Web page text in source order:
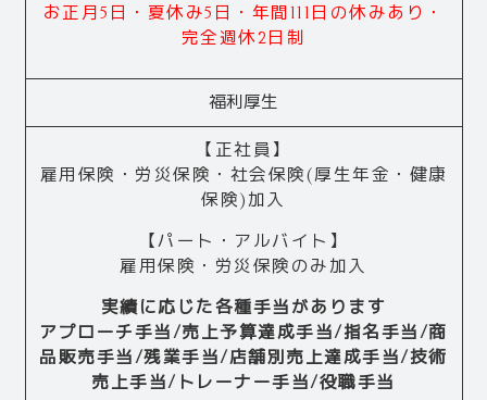
お正月5日・夏休み5日・年間111日の休みあり・
完全週休2日制
福利厚生
【正社員】
雇用保険・労災保険・社会保険(厚生年金・健康
保険)加入
【パート・アルバイト】
雇用保険・労災保険のみ加入
実績に応じた各種手当があります
アプローチ手当/売上予算達成手当/指名手当/商
品販売手当/残業手当/店舗別売上達成手当/技術
売上手当/トレーナー手当/役職手当